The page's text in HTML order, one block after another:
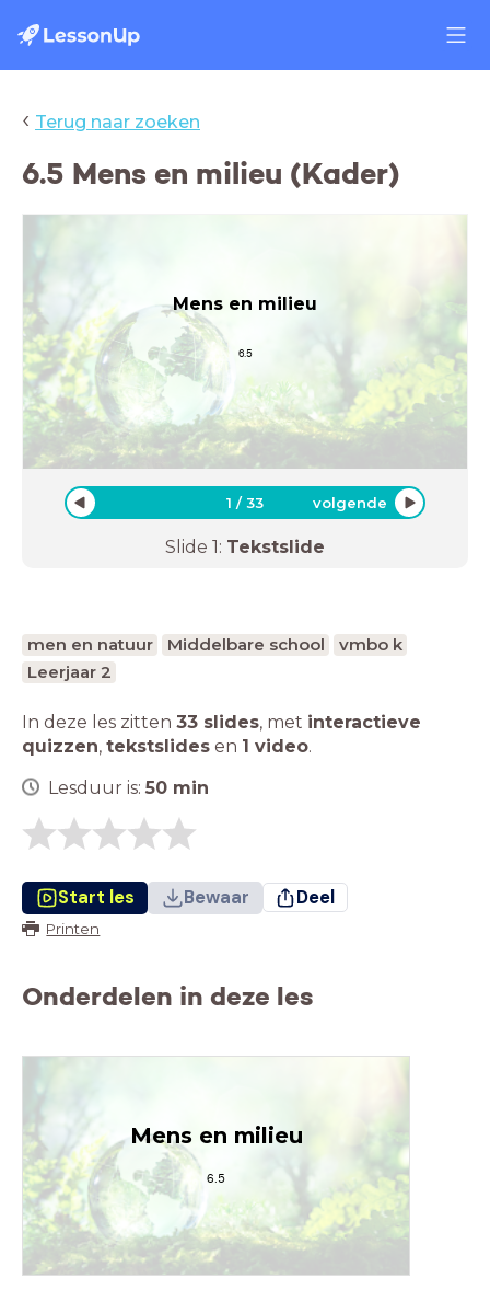
‹ Terug naar zoeken
6.5 Mens en milieu (Kader)
Mens en milieu
6.5
1 /33 volgende
Slide 1: Tekstslide
men en natuur Middelbare school
vmbo k
Leerjaar 2
In deze les zitten 33 slides, met interactieve
quizzen, tekstslides en 1 video.
Lesduur is: 50 min
Start les Bewaar Deel
Printen
Onderdelen in deze les
Mens en milieu
6.5